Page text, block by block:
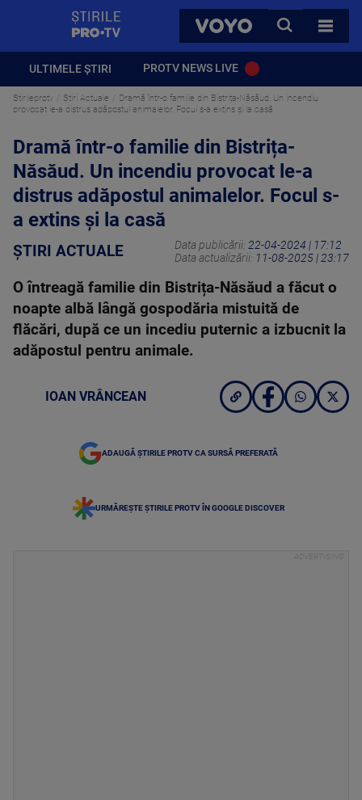
VOYO
CAUTA
TOATE
ULTIMELE ȘTIRI PROTV NEWS LIVE
Stirileprotv Știri Actuale
Dramă într-o familie din Bistrița-Năsăud. Un incendiu
provocat le-a distrus adăpostul animalelor. Focul s-a extins și la casă
Dramă într-o familie din Bistrița-
Năsăud. Un incendiu provocat le-a
distrus adăpostul animalelor. Focul s-
a extins și la casă
ȘTIRI ACTUALE Data publicării: 22-04-2024 | 17:12
Data actualizării: 11-08-2025 | 23:17
O întreagă familie din Bistrița-Năsăud a făcut o
noapte albă lângă gospodăria mistuită de
flăcări, după ce un incediu puternic a izbucnit la
adăpostul pentru animale.
IOAN VRÂNCEAN
ADAUGĂ ȘTIRILE PROTV CA SURSĂ PREFERATĂ
URMĂREȘTE ȘTIRILE PROTV ÎN GOOGLE DISCOVER